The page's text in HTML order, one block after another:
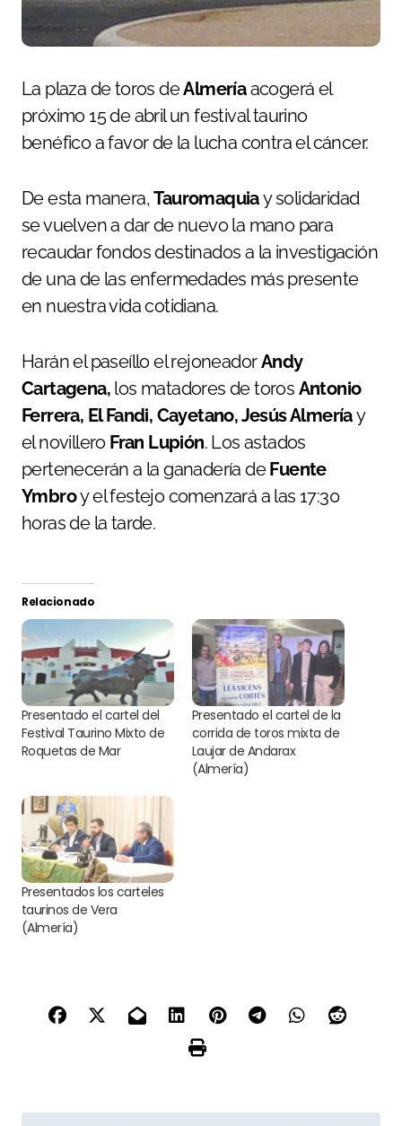
La plaza de toros deAlmeríaacogerá el
próximo 15 de abril un festival taurino
benéfico a favor de la lucha contra el cáncer.
De esta manera,Tauromaquiay solidaridad
se vuelven a dar de nuevo la mano para
recaudar fondos destinados a la investigación
de una de las enfermedades más presente
en nuestra vida cotidiana.
Harán el paseíllo el rejoneadorAndy
Cartagena, los matadores de toros Antonio
Ferrera, El Fandi, Cayetano, Jesús Almeríay
el novilleroFran Lupión. Los astados
pertenecerán a la ganadería deFuente
Ymbroy el festejo comenzará a las 17:30
horas de la tarde.
Relacionado
Presentado el cartel del
Festival Taurino Mixto de
Roquetas de Mar
Presentado el cartel de la
corrida de toros mixta de
Laujar de Andarax
(Almería)
Presentados los carteles
taurinos de Vera
(Almería)